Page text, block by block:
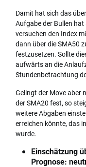
Damit hat sich das
Aufgabe der Bullen
versuchen den Index
dann über die SMA50
festzusetzen. Sollte
aufwärts an die
Stundenbetrachtung
Gelingt der Move aber
der SMA20 fest, so
weitere Abgaben
erreichen könnte, das
wurde.
Einschätzung
Prognose: